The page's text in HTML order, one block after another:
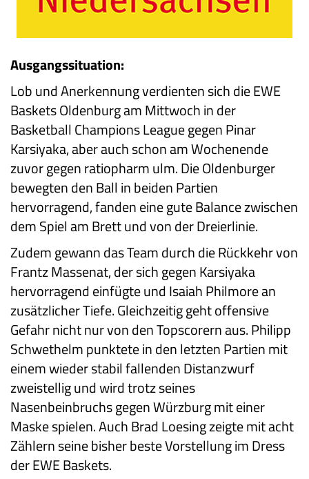
Ausgangssituation:
Lob und Anerkennung verdienten sich die EWE
Baskets Oldenburg am Mittwoch in der
Basketball Champions League gegen Pinar
Karsiyaka, aber auch schon am Wochenende
zuvor gegen ratiopharm ulm. Die Oldenburger
bewegten den Ball in beiden Partien
hervorragend, fanden eine gute Balance zwischen
dem Spiel am Brett und von der Dreierlinie.
Zudem gewann das Team durch die Rückkehr von
Frantz Massenat, der sich gegen Karsiyaka
hervorragend einfügte und Isaiah Philmore an
zusätzlicher Tiefe. Gleichzeitig geht offensive
Gefahr nicht nur von den Topscorern aus. Philipp
Schwethelm punktete in den letzten Partien mit
einem wieder stabil fallenden Distanzwurf
zweistellig und wird trotz seines
Nasenbeinbruchs gegen Würzburg mit einer
Maske spielen. Auch Brad Loesing zeigte mit acht
Zählern seine bisher beste Vorstellung im Dress
der EWE Baskets.